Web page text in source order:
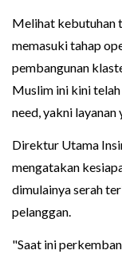
Melihat kebutuhan
memasuki tahap
pembangunan
Muslim ini kini
need, yakni
Direktur Utama
mengatakan
dimulainya serah
pelanggan.
"Saat ini